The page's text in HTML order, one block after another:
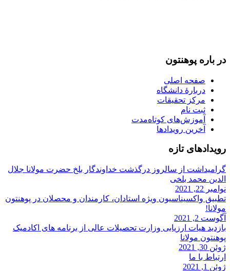
در باره‌ پوهنتون
صفحه اصلی
دربارۀ‌ دانشگاه
مرکز تحقیقات
ثبت نام
آموزش‌های کوتاه‌مدت
آخرین رویدادها
رویداد‌های تازه
گرامیداشت از سالروز درگذشت خداوندگار بلخ حضرت مولانا جلال
الدین محمد بلخی
نوامبر 22, 2021
تطبیق واکسیناسیون ویژه استادان، کارمندان و‌ محصلان در پوهنتون
مولانا!
آگوست 2, 2021
بازدید هیات ارزیابی وزارت تحصیلات عالی از برنامه های اکادمیک
پوهنتون مولانا
ژوئن 30, 2021
ارتباط با ما
ژوئن 1, 2021